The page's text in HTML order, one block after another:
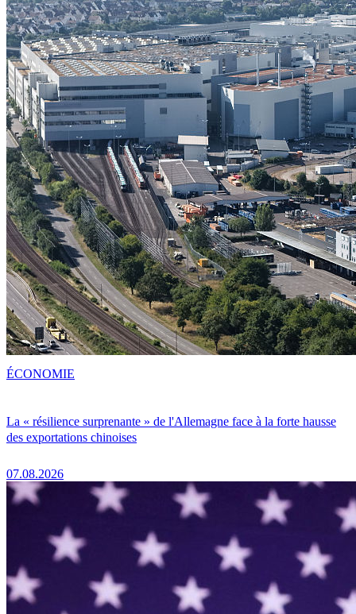
La « résilience surprenante » de l'Allemagne face à la forte hausse
des exportations chinoises
07.08.2026
ÉCONOMIE